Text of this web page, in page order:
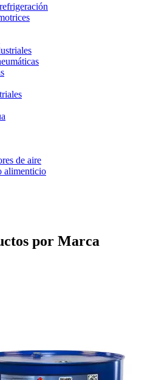
de aire
alimenticio
por Marca